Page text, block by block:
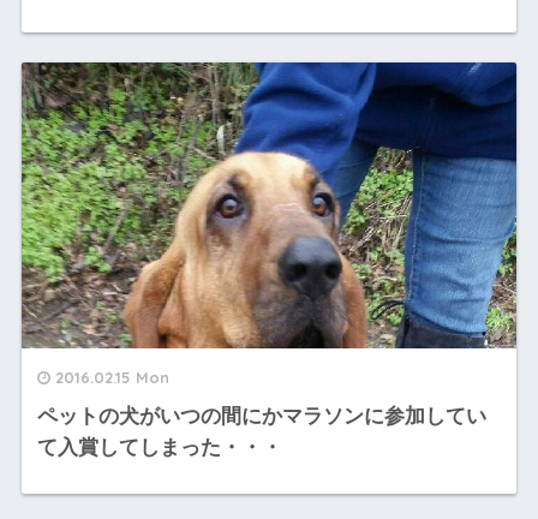
2016.02.15 Mon
ペットの犬がいつの間にかマラソンに参加してい
て入賞してしまった・・・